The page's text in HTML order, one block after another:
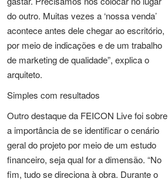
do outro. Muitas vezes a ‘nossa venda’
acontece antes dele chegar ao escritório,
por meio de indicações e de um trabalho
de marketing de qualidade”, explica o
arquiteto.
Simples com resultados
Outro destaque da FEICON Live foi sobre
a importância de se identificar o cenário
geral do projeto por meio de um estudo
financeiro, seja qual for a dimensão. “No
fim, tudo se direciona à obra. Durante o